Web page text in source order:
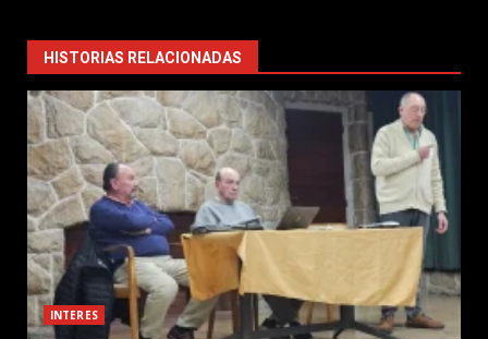
HISTORIAS RELACIONADAS
INTERES